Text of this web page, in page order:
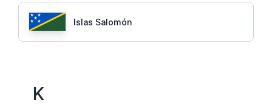
Islas Salomón
K